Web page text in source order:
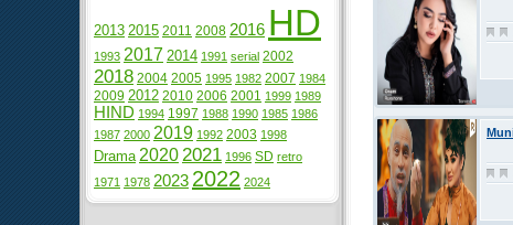
2013 2015 2011 2008 2016 HD
1993 2017 2014 1991 serial 2002
2018 2004 2005 1995 1982 2007 1984
2009 2012 2010 2006 2001 1999 1989
HIND 1994 1997 1988 1990 1985 1986
1987 2000 2019 1992 2003 1998
Drama 2020 2021 1996 SD retro
1971 1978 2023 2022 2024